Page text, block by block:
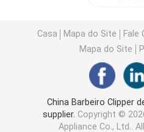
Casa Mapa do Site Fale
Mapa do Site
China Barbeiro Clipper
supplier. Copyright ©
Appliance Co., Ltd..